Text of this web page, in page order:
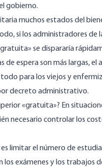
gobierno.
muchos estados del
si los administradores de
se dispararía
de espera son más largas, el
para los viejos y
decreto administrativo.
«gratuita»? En
necesario controlar los
limitar el número de
exámenes y los trabajos